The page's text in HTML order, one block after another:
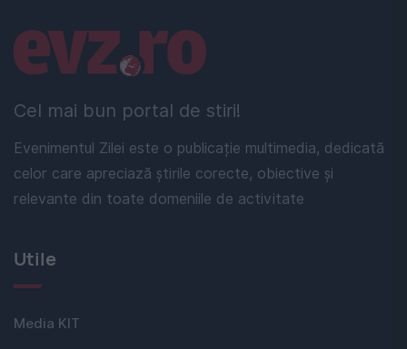
Cel mai bun portal de stiri!
Evenimentul Zilei este o publicație multimedia, dedicată
celor care apreciază știrile corecte, obiective și
relevante din toate domeniile de activitate
Linkuri utile
Utile
Media KIT